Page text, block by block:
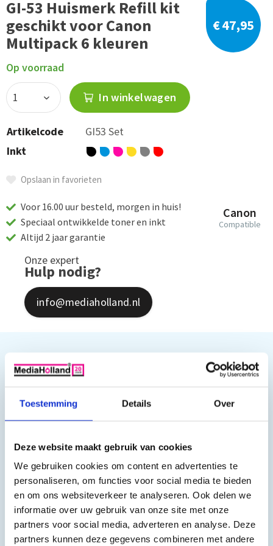
Toestemming Details Over
Deze website maakt gebruik van cookies
We gebruiken cookies om content en advertenties te
personaliseren, om functies voor social media te bieden
en om ons websiteverkeer te analyseren. Ook delen we
informatie over uw gebruik van onze site met onze
partners voor social media, adverteren en analyse. Deze
partners kunnen deze gegevens combineren met andere
GI-53 Huismerk Refill kit
geschikt voor Canon
Multipack 6 kleuren
€ 47,95
Op voorraad
In winkelwagen
Artikelcode
GI53 Set
Inkt
Opslaan in favorieten
Canon
Compatible
Voor 16.00 uur besteld, morgen in huis!
Speciaal ontwikkelde toner en inkt
Altijd 2 jaar garantie
Onze expert
Hulp nodig?
info@mediaholland.nl
Productomschrijving
GI-53 Huismerk Refill kit 6 kleuren geschikt
uitmuntende kwaliteit. U zult het verschil niet merken.
De set bestaat uit:
1 x Zwart 70 ml Dye inkt
1 x Cyaan 70 ml Dye inkt
1 x Magenta 70 ml Dye inkt